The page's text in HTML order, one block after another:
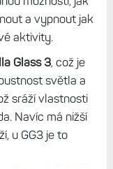
a vypnout jak
aktivity.
Glass 3, což je
světla a
sráží vlastnosti
Navíc má nižší
u GG3 je to